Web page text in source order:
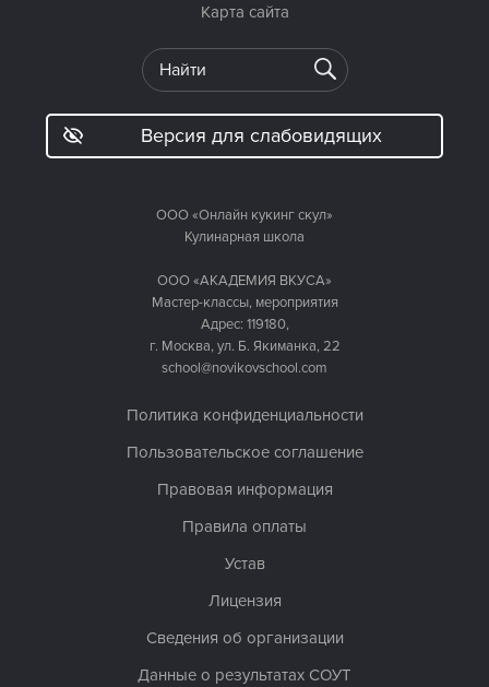
ООО «Онлайн кукинг скул»
Кулинарная школа
ООО «АКАДЕМИЯ ВКУСА»
Мастер-классы, мероприятия
Адрес: 119180,
г. Москва, ул. Б. Якиманка, 22
school@novikovschool.com
Политика конфиденциальности
Пользовательское соглашение
Правовая информация
Правила оплаты
Устав
Лицензия
Сведения об организации
Данные о результатах СОУТ
Карта сайта
Версия для слабовидящих